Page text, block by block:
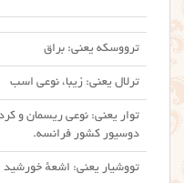
ترووسکه یعنی: براق
ترلال یعنی: زیبا، نوعی اسب
توار یعنی: نوعی ریسمان و
دوسیور کشور فرانسه.
تووشیار یعنی: اشعهٔ خورشید